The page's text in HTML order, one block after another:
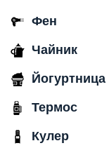
Фен
Чайник
Йогуртница
Термос
Кулер